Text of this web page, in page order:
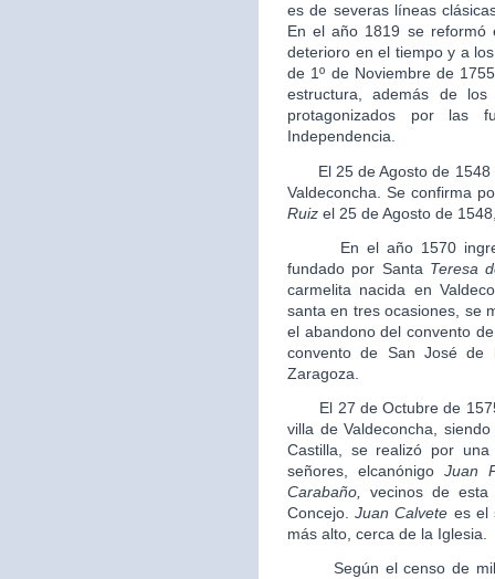
es de severas líneas
En el año 1819 se reformó
deterioro en el tiempo y a
de 1º de Noviembre de
estructura, además de
protagonizados por las
Independencia.
El 25 de Agosto de 1548
Valdeconcha. Se confirma
Ruiz el 25 de Agosto de
En el año 1570 ingresa
fundado por Santa Teresa
carmelita nacida en
santa en tres ocasiones, se
el abandono del convento
convento de San José de
Zaragoza.
El 27 de Octubre de 1575
villa de Valdeconcha,
Castilla, se realizó por
señores, elcanónigoJuan
Carabaño
vecinos de
Concejo.Juan Calvete es el
más alto, cerca de la Iglesia.
Según el censo de